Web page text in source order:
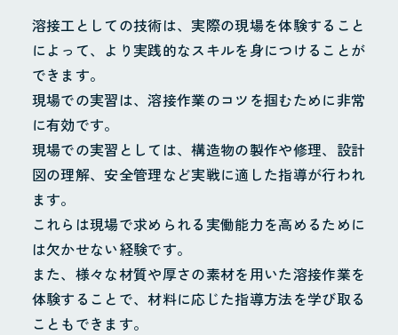
溶接工としての技術は、実際の現場を体験すること
によって、より実践的なスキルを身につけることが
できます。
現場での実習は、溶接作業のコツを掴むために非常
に有効です。
現場での実習としては、構造物の製作や修理、設計
図の理解、安全管理など実戦に適した指導が行われ
ます。
これらは現場で求められる実働能力を高めるために
は欠かせない経験です。
また、様々な材質や厚さの素材を用いた溶接作業を
体験することで、材料に応じた指導方法を学び取る
こともできます。